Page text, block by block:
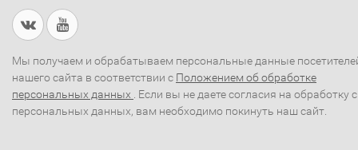
Мы получаем и обрабатываем персональные данные
нашего сайта в соответствии с Положением об обработке
персональных данных . Если вы не даете согласия на обработку
персональных данных, вам необходимо покинуть наш сайт.